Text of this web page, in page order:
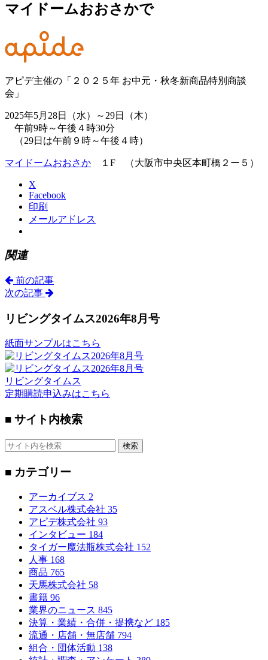
マイドームおおさかで
アピデ主催の「２０２５年 お中元・秋冬新商品特別商談
会」
2025年5月28日（水）～29日（木）
午前9時～午後４時30分
（29日は午前９時～午後４時）
マイドームおおさか １F （大阪市中央区本町橋２ー５）
X
Facebook
印刷
メールアドレス
関連
前の記事
次の記事
リビングタイムス2026年8月号
紙面サンプルはこちら
リビングタイムス
定期購読申込みはこちら
■ サイト内検索
検索
■ カテゴリー
アーカイブス 2
アスベル株式会社 35
アピデ株式会社 93
インタビュー 184
タイガー魔法瓶株式会社 152
人事 168
商品 765
天馬株式会社 58
書籍 96
業界のニュース 845
決算・業績・合併・提携など 185
流通・店舗・無店舗 794
組合・団体活動 138